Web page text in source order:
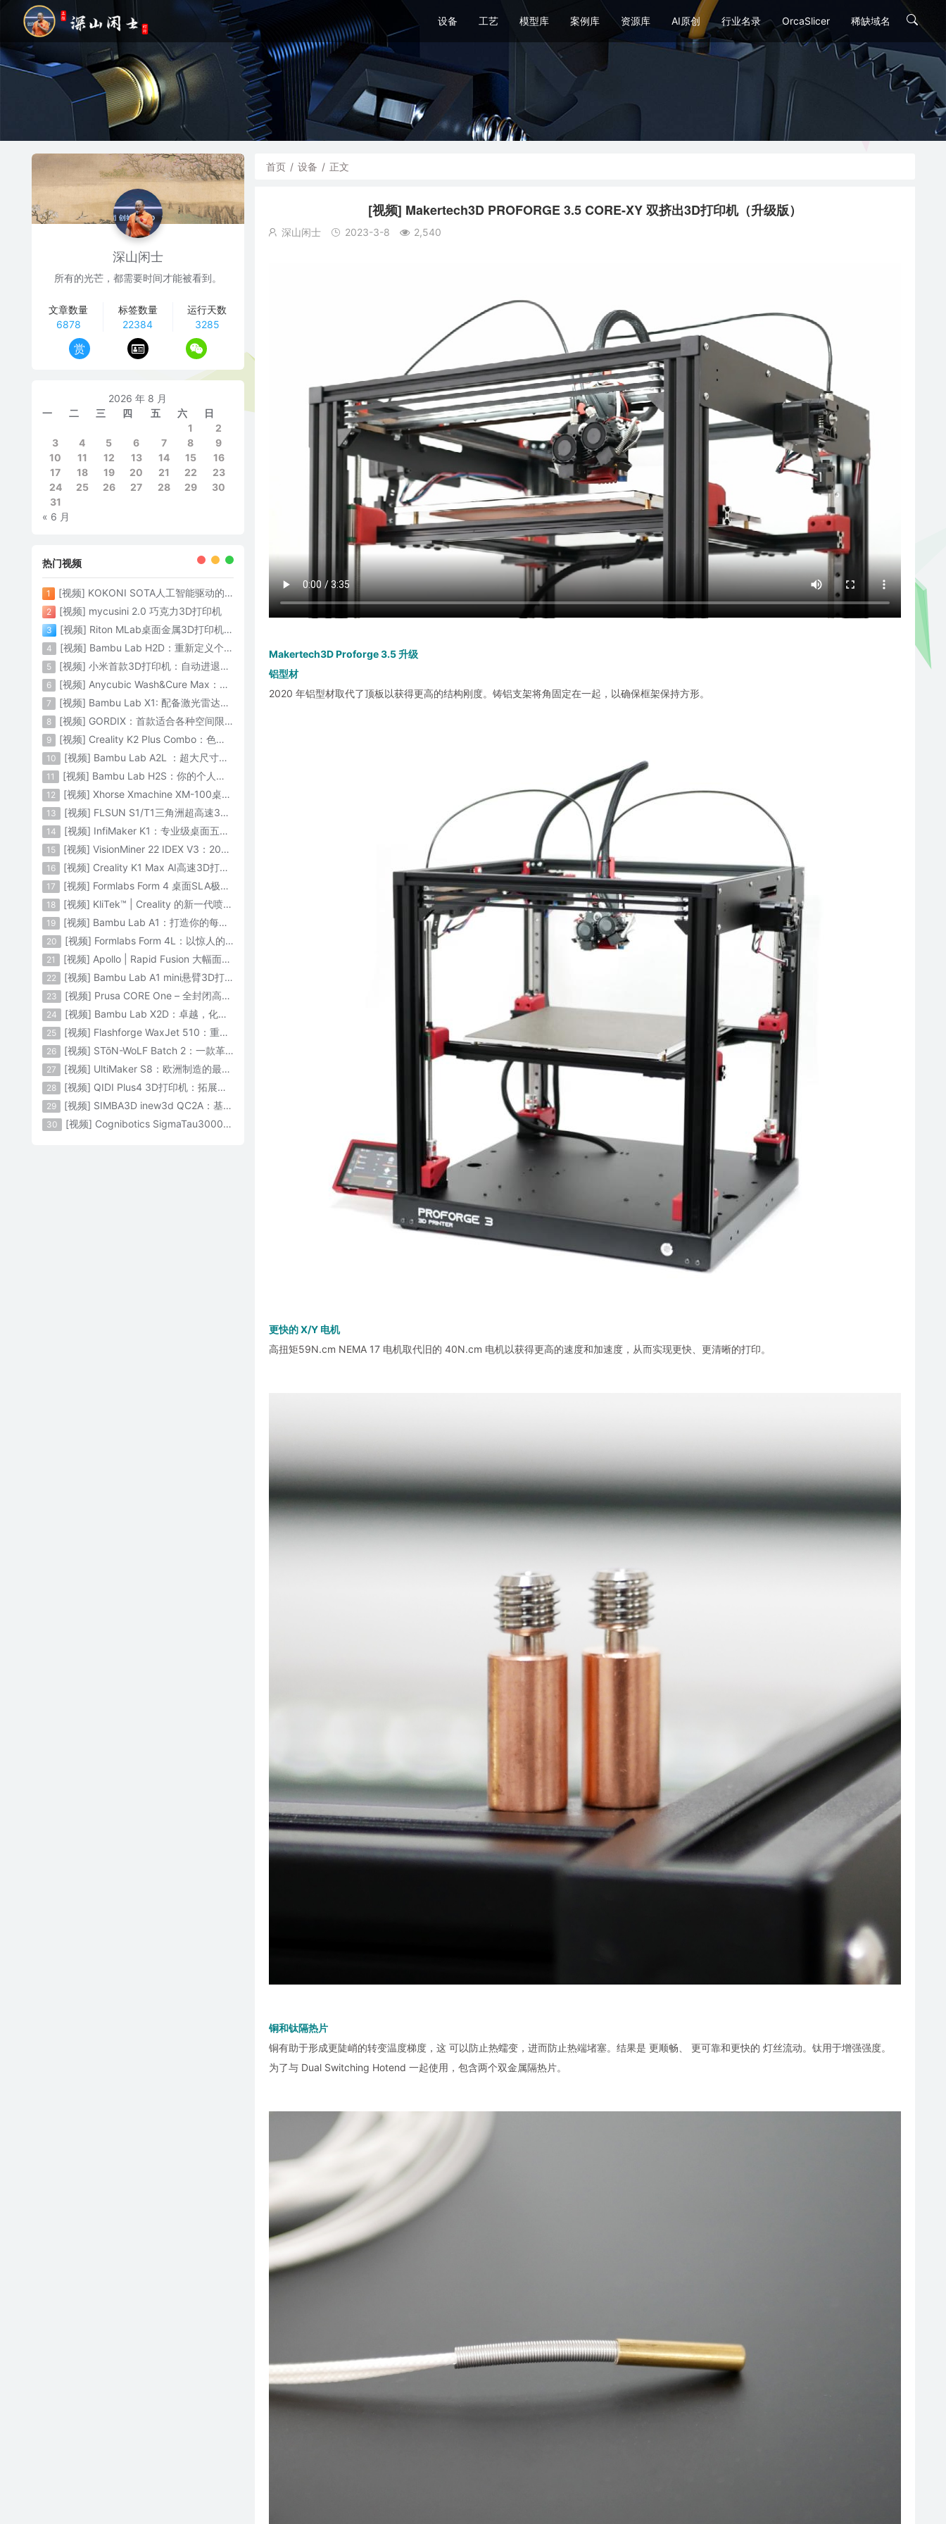
设备 工艺 模型库 案例库 资源库 AI原创 行业名录 OrcaSlicer 稀缺域名
首页 / 设备 / 正文
[视频] Makertech3D PROFORGE 3.5 CORE-XY 双挤出3D打印机（升级版）
深山闲士 2023-3-8 2,540
Makertech3D Proforge 3.5 升级
铝型材
2020 年铝型材取代了顶板以获得更高的结构刚度。铸铝支架将角固定在一起，以确保框架保持方形。
更快的 X/Y 电机
高扭矩59N.cm NEMA 17 电机取代旧的 40N.cm 电机以获得更高的速度和加速度，从而实现更快、更清晰的打印。
铜和钛隔热片
铜有助于形成更陡峭的转变温度梯度，这 可以防止热蠕变，进而防止热端堵塞。结果是 更顺畅、 更可靠和更快的 灯丝流动。钛用于增强强度。
为了与 Dual Switching Hotend 一起使用，包含两个双金属隔热片。
深山闲士
所有的光芒，都需要时间才能被看到。
文章数量
6878
标签数量
22384
运行天数
3285
赏
2026 年 8 月
一
二 三 四 五 六
日
1
2
3
4 5 6 7 8
9
10
11 12 13 14 15
16
17
18 19 20 21 22
23
24
25 26 27 28 29
30
31
« 6 月
热门视频
1 [视频] KOKONI SOTA人工智能驱动的3D打印革命 倒立打印600mm/s
2 [视频] mycusini 2.0 巧克力3D打印机
3 [视频] Riton MLab桌面金属3D打印机：体积小性能强大
4 [视频] Bambu Lab H2D：重新定义个人智造
5 [视频] 小米首款3D打印机：自动进退料、AI云切片、人脸拍照建模 3D玩家兴趣首选
6 [视频] Anycubic Wash&Cure Max：清洗+后固化二合一设备
7 [视频] Bambu Lab X1: 配备激光雷达和人工智能的CoreXY彩色3D打印机
8 [视频] GORDIX：首款适合各种空间限制的3合1便携式数控机床
9 [视频] Creality K2 Plus Combo：色彩与尺寸的史诗级飞跃
10 [视频] Bambu Lab A2L ：超大尺寸家用打印机 告别拆件 轻松一体成型
11 [视频] Bambu Lab H2S：你的个人智造中心
12 [视频] Xhorse Xmachine XM-100桌面级五轴CNC机床：卓越的精度和效率
13 [视频] FLSUN S1/T1三角洲超高速3D打印机 打印速度1200mm/s
14 [视频] InfiMaker K1：专业级桌面五轴数控机床
15 [视频] VisionMiner 22 IDEX V3：2024年最佳工程材料3D打印机
16 [视频] Creality K1 Max AI高速3D打印机：600mm/s打印速度 史诗般的飞跃
17 [视频] Formlabs Form 4 桌面SLA极速3D打印机 工业级打印质量
18 [视频] KliTek™ | Creality 的新一代喷嘴更换系统
19 [视频] Bambu Lab A1：打造你的每一份热爱
20 [视频] Formlabs Form 4L：以惊人的速度获得工业级部件
21 [视频] Apollo | Rapid Fusion 大幅面颗粒3D打印系统
22 [视频] Bambu Lab A1 mini悬臂3D打印机：让多色打印成为标配
23 [视频] Prusa CORE One – 全封闭高速CoreXY 3D打印机配备主动腔体温度控制
24 [视频] Bambu Lab X2D：卓越，化繁为简！
25 [视频] Flashforge WaxJet 510：重新定义精度 专为K金珠宝铸造而生
26 [视频] STōN-WoLF Batch 2：一款革命性的“飞行龙门架”3D打印机
27 [视频] UltiMaker S8：欧洲制造的最快的桌面双材料专业3D打印机
28 [视频] QIDI Plus4 3D打印机：拓展您的想象力
29 [视频] SIMBA3D inew3d QC2A：基于AI建模的桌面全彩色3D打印机
30 [视频] Cognibotics SigmaTau3000 轻型机器人：智能制造的未来